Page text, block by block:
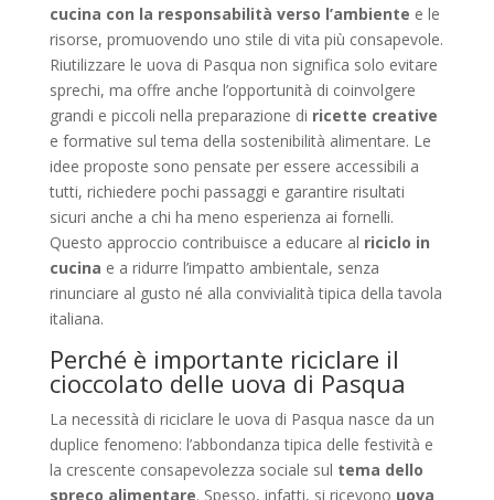
cucina con la responsabilità verso l’ambiente e le
risorse, promuovendo uno stile di vita più consapevole.
Riutilizzare le uova di Pasqua non significa solo evitare
sprechi, ma offre anche l’opportunità di coinvolgere
grandi e piccoli nella preparazione di ricette creative
e formative sul tema della sostenibilità alimentare. Le
idee proposte sono pensate per essere accessibili a
tutti, richiedere pochi passaggi e garantire risultati
sicuri anche a chi ha meno esperienza ai fornelli.
Questo approccio contribuisce a educare al riciclo in
cucina e a ridurre l’impatto ambientale, senza
rinunciare al gusto né alla convivialità tipica della tavola
italiana.
Perché è importante riciclare il
cioccolato delle uova di Pasqua
La necessità di riciclare le uova di Pasqua nasce da un
duplice fenomeno: l’abbondanza tipica delle festività e
la crescente consapevolezza sociale sul tema dello
spreco alimentare. Spesso, infatti, si ricevono uova